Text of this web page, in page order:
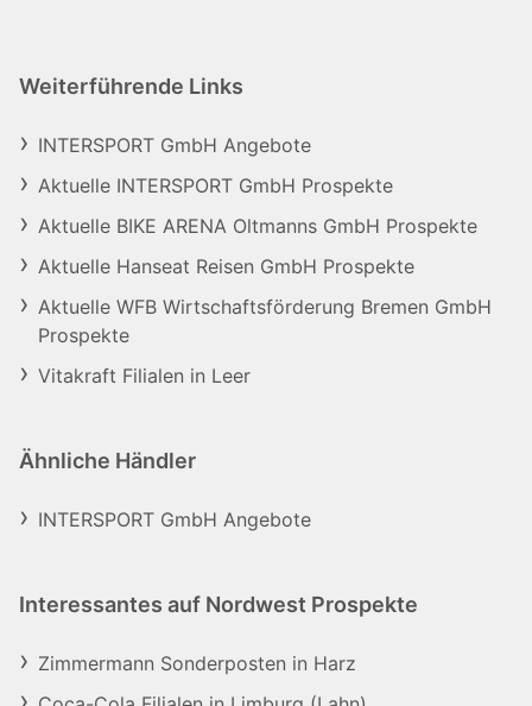
Weiterführende Links
INTERSPORT GmbH Angebote
Aktuelle INTERSPORT GmbH Prospekte
Aktuelle BIKE ARENA Oltmanns GmbH Prospekte
Aktuelle Hanseat Reisen GmbH Prospekte
Aktuelle WFB Wirtschaftsförderung Bremen GmbH
Prospekte
Vitakraft Filialen in Leer
Ähnliche Händler
INTERSPORT GmbH Angebote
Interessantes auf Nordwest Prospekte
Zimmermann Sonderposten in Harz